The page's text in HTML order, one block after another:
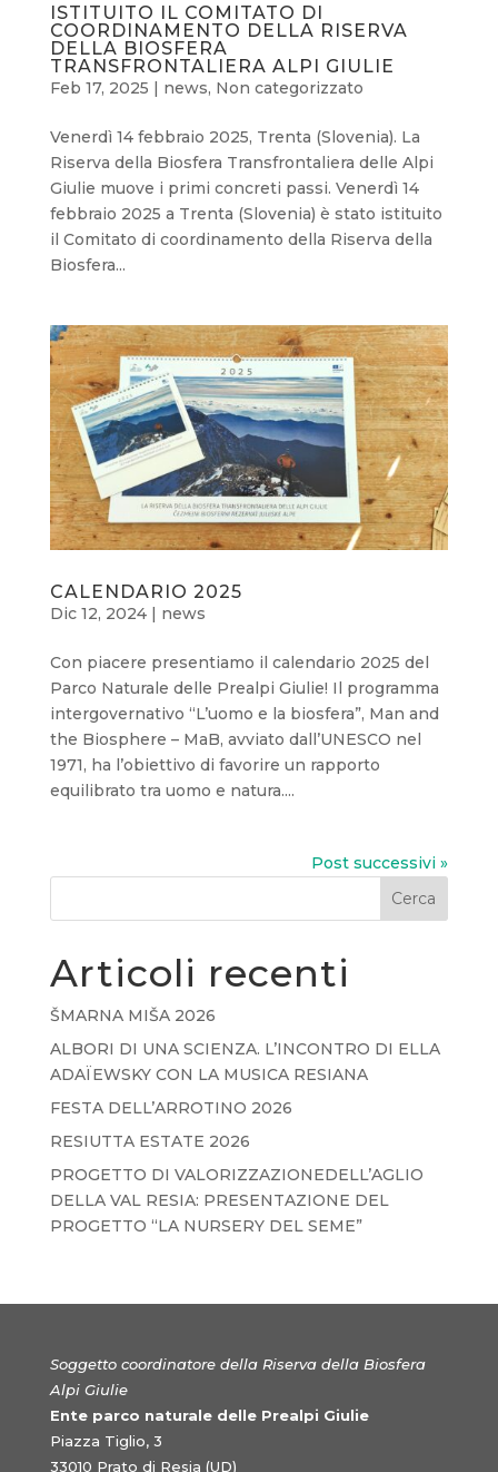
ISTITUITO IL COMITATO DI
COORDINAMENTO DELLA RISERVA
DELLA BIOSFERA
TRANSFRONTALIERA ALPI GIULIE
Feb 17, 2025 news, Non categorizzato
Venerdì 14 febbraio 2025, Trenta (Slovenia). La
Riserva della Biosfera Transfrontaliera delle Alpi
Giulie muove i primi concreti passi. Venerdì 14
febbraio 2025 a Trenta (Slovenia) è stato istituito
il Comitato di coordinamento della Riserva della
Biosfera...
CALENDARIO 2025
Dic 12, 2024| news
Con piacere presentiamo il calendario 2025 del
Parco Naturale delle Prealpi Giulie! Il programma
intergovernativo “L’uomo e la biosfera”, Man and
the Biosphere – MaB, avviato dall’UNESCO nel
1971, ha l’obiettivo di favorire un rapporto
equilibrato tra uomo e natura....
Post successivi »
Cerca
Articoli recenti
ŠMARNA MIŠA 2026
ALBORI DI UNA SCIENZA. L’INCONTRO DI ELLA
ADAÏEWSKY CON LA MUSICA RESIANA
FESTA DELL’ARROTINO 2026
RESIUTTA ESTATE 2026
PROGETTO DI VALORIZZAZIONEDELL’AGLIO
DELLA VAL RESIA: PRESENTAZIONE DEL
PROGETTO “LA NURSERY DEL SEME”
Soggetto coordinatore della Riserva della Biosfera
Alpi Giulie
Ente parco naturale delle Prealpi Giulie
Piazza Tiglio, 3
33010 Prato di Resia (UD)